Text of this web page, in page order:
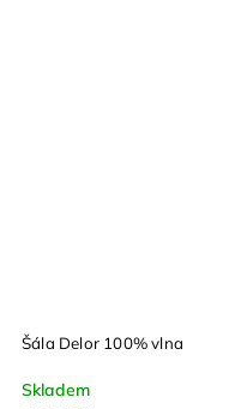
Šála Delor 100% vlna
Skladem